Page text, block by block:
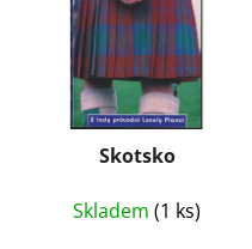
Skotsko
Skladem (1 ks)